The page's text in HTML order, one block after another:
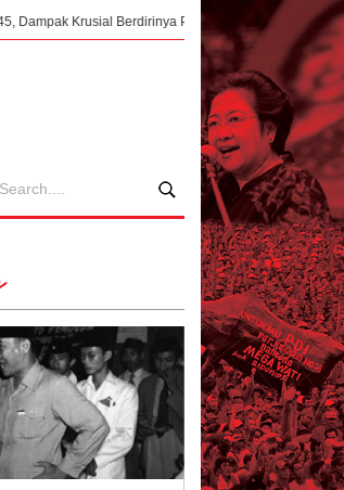
Berdirinya PPKI Terhadap Kemerdekaan Indonesia